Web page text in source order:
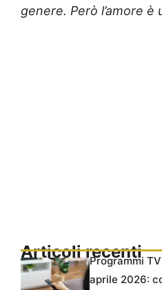
genere. Però l’amore è
Articoli recenti
Programmi
aprile 2026: